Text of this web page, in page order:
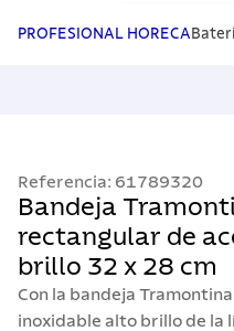
PROFESIONAL HORECA
Referencia: 61789320
Bandeja
rectangular de
brillo 32 x 28 cm
Con la bandeja
inoxidable alto brillo de la
1.
cuchillos
5 . ollas